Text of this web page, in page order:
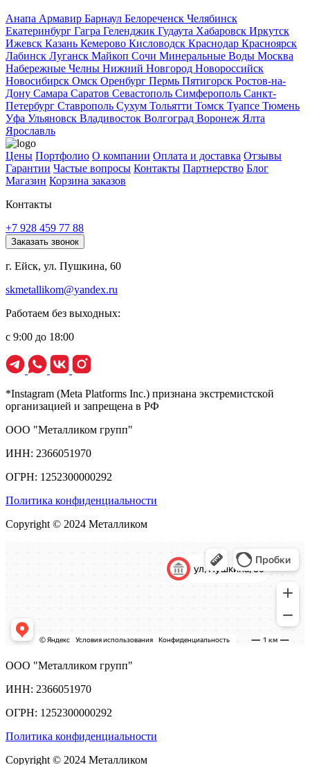
Анапа Армавир Барнаул Белореченск Челябинск
Екатеринбург Гагра Геленджик Гудаута Хабаровск Иркутск
Ижевск Казань Кемерово Кисловодск Краснодар Красноярск
Лабинск Луганск Майкоп Сочи Минеральные Воды Москва
Набережные Челны Нижний Новгород Новороссийск
Новосибирск Омск Оренбург Пермь Пятигорск Ростов-на-
Дону Самара Саратов Севастополь Симферополь Санкт-
Петербург Ставрополь Сухум Тольятти Томск Туапсе Тюмень
Уфа Ульяновск Владивосток Волгоград Воронеж Ялта
Ярославль
Цены Портфолио О компании Оплата и доставка Отзывы
Гарантии Частые вопросы Контакты Партнерство Блог
Магазин Корзина заказов
Контакты
+7 928 459 77 88
Заказать звонок
г. Ейск, ул. Пушкина, 60
skmetallikom@yandex.ru
Работаем без выходных:
с 9:00 до 18:00
*Instagram (Meta Platforms Inc.) признана экстремистской
организацией и запрещена в РФ
ООО "Металликом групп"
ИНН: 2366051970
ОГРН: 1252300000292
Политика конфиденциальности
Copyright © 2024 Металликом
ООО "Металликом групп"
ИНН: 2366051970
ОГРН: 1252300000292
Политика конфиденциальности
Copyright © 2024 Металликом